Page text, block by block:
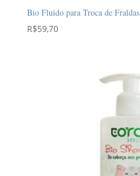
Bio Fluido para Troca de Fraldas
R$59,70